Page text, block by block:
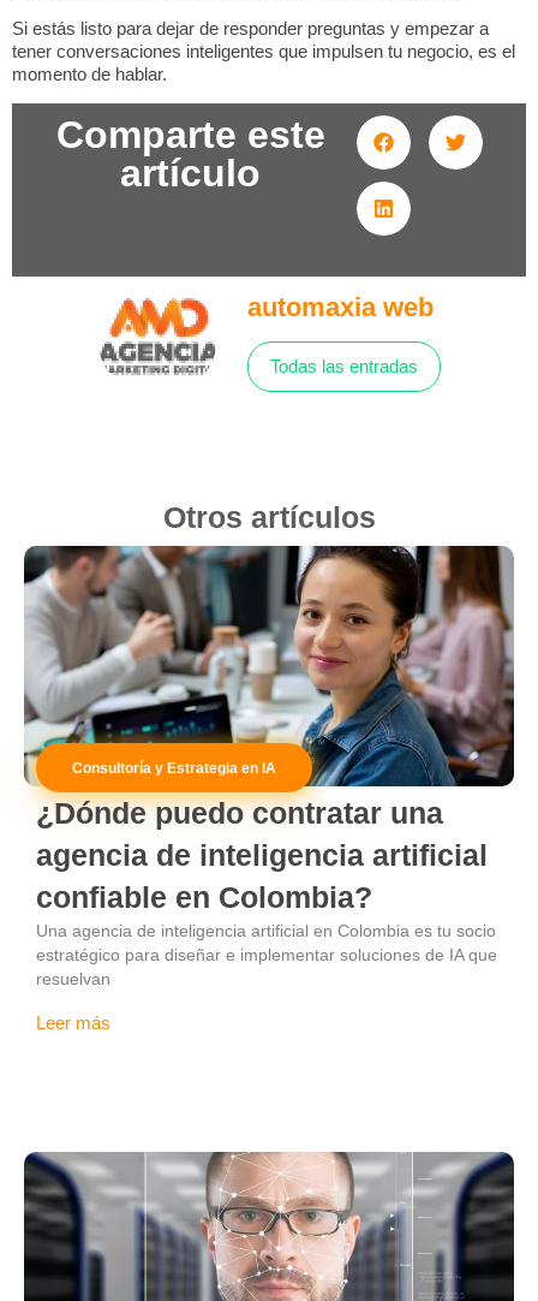
Si estás listo para dejar de responder preguntas y empezar a
tener conversaciones inteligentes que impulsen tu negocio, es el
momento de hablar.
Comparte este
artículo
automaxia web
Todas las entradas
Otros artículos
Consultoría y Estrategia en IA
¿Dónde puedo contratar una
agencia de inteligencia artificial
confiable en Colombia?
Una agencia de inteligencia artificial en Colombia es tu socio
estratégico para diseñar e implementar soluciones de IA que
resuelvan
Leer más